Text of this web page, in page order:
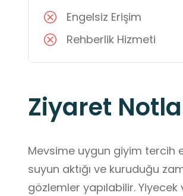
Engelsiz Erişim
Rehberlik Hizmeti
Ziyaret
Mevsime uygun giyim tercih
suyun aktığı ve kuruduğu
gözlemler yapılabilir.